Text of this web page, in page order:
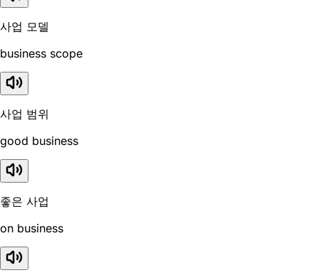
사업 모델
business scope
사업 범위
good business
좋은 사업
on business